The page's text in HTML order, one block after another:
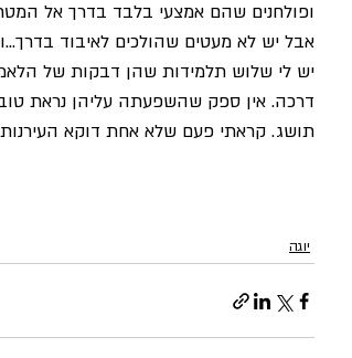
ופולחנים שהם אמצעי בלבד בדרך אל
אבל יש לא מעטים שהולכים לאיבוד
יש לי שלוש תלמידות שהן דבקות של
דרכה. אין ספק שהשפעתה עליהן נראת
תושג. קראתי פעם שלא אחת דוקא
יוגה